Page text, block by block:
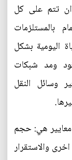
تتم على كل
بالمستلزمات
اليومية بشكل
ومد شبكات
وسائل النقل
معايير هي: حجم
والاستقرار